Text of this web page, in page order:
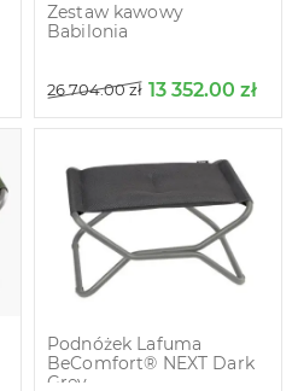
Zestaw kawowy
Babilonia
26 704.00zł 13 352.00 zł
Podnóżek Lafuma
BeComfort® NEXT Dark
Grey